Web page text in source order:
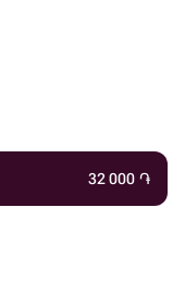
32 000 ֏